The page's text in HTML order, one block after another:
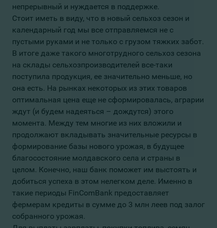
непрерывный и нуждается в поддержке.
Стоит иметь в виду, что в новый сельхоз сезон и
календарный год мы все отправляемся не с
пустыми руками и не только с грузом тяжких забот.
В итоге даже такого многотрудного сельхоз сезона
на склады сельхозпроизводителей все-таки
поступила продукция, ее значительно меньше, но
она есть. На рынках некоторых из этих товаров
оптимальная цена еще не сформировалась, аграрии
ждут (и будем надеяться – дождутся) этого
момента. Между тем многие из них вложили и
продолжают вкладывать значительные ресурсы в
формирование базы нового урожая, в будущее
благосостояние молдавского села и страны в
целом. Конечно, наш банк поможет им выстоять и
добиться успеха в этом нелегком деле. Именно в
такие периоды FinComBank предоставляет
фермерам кредиты в сумме до 3 млн леев под залог
собранного урожая.